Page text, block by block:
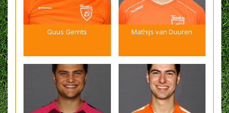
Guus Gerrits Mathijs van Duuren